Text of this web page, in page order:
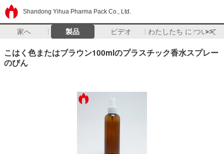
Shandong Yihua Pharma Pack Co., Ltd.
家へ 製品 ビデオ わたしたち に つい て
>>
こはく色またはブラウン100mlのプラスチック香水スプレー
のびん